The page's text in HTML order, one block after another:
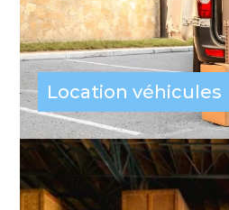
Location véhicules